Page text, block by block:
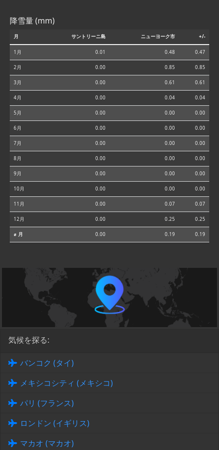
降雪量 (mm)
月 サントリーニ島 ニューヨーク市 +/-
1月 0.01 0.48 0.47
2月 0.00 0.85 0.85
3月 0.00 0.61 0.61
4月 0.00 0.04 0.04
5月 0.00 0.00 0.00
6月 0.00 0.00 0.00
7月 0.00 0.00 0.00
8月 0.00 0.00 0.00
9月 0.00 0.00 0.00
10月 0.00 0.00 0.00
11月 0.00 0.07 0.07
12月 0.00 0.25 0.25
⌀ 月 0.00 0.19 0.19
気候を探る:
バンコク (タイ)
メキシコシティ (メキシコ)
パリ (フランス)
ロンドン (イギリス)
マカオ (マカオ)